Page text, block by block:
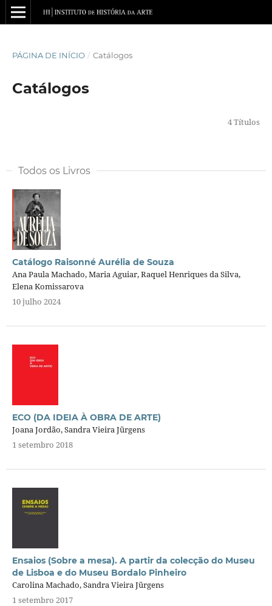
PÁGINA DE INÍCIO / Catálogos
Catálogos
4 Títulos
Todos os Livros
Catálogo Raisonné Aurélia de Souza
Ana Paula Machado, Maria Aguiar, Raquel Henriques da Silva,
Elena Komissarova
10 julho 2024
ECO (DA IDEIA À OBRA DE ARTE)
Joana Jordão, Sandra Vieira Jürgens
1 setembro 2018
Ensaios (Sobre a mesa). A partir da colecção do Museu
de Lisboa e do Museu Bordalo Pinheiro
Carolina Machado, Sandra Vieira Jürgens
1 setembro 2017